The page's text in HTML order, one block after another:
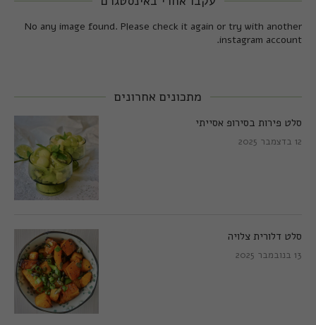
No any image found. Please check it again or try with another
instagram account.
מתכונים אחרונים
סלט פירות בסירופ אסייתי
12 בדצמבר 2025
סלט דלורית צלויה
13 בנובמבר 2025